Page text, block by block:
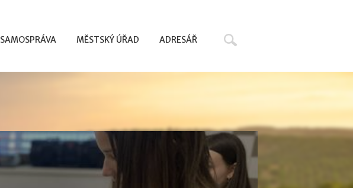
SAMOSPRÁVA MĚSTSKÝ ÚŘAD ADRESÁŘ